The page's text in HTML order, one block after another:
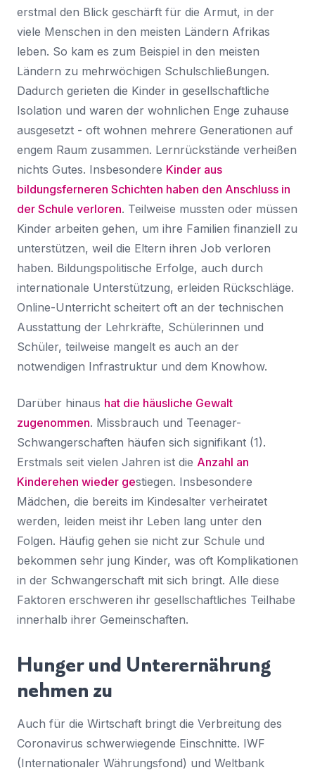
erstmal den Blick geschärft für die Armut, in der
viele Menschen in den meisten Ländern Afrikas
leben. So kam es zum Beispiel in den meisten
Ländern zu mehrwöchigen Schulschließungen.
Dadurch gerieten die Kinder in gesellschaftliche
Isolation und waren der wohnlichen Enge zuhause
ausgesetzt - oft wohnen mehrere Generationen auf
engem Raum zusammen. Lernrückstände verheißen
nichts Gutes. Insbesondere Kinder aus
bildungsferneren Schichten haben den Anschluss in
der Schule verloren. Teilweise mussten oder müssen
Kinder arbeiten gehen, um ihre Familien finanziell zu
unterstützen, weil die Eltern ihren Job verloren
haben. Bildungspolitische Erfolge, auch durch
internationale Unterstützung, erleiden Rückschläge.
Online-Unterricht scheitert oft an der technischen
Ausstattung der Lehrkräfte, Schülerinnen und
Schüler, teilweise mangelt es auch an der
notwendigen Infrastruktur und dem Knowhow.
Darüber hinaus hat die häusliche Gewalt
zugenommen. Missbrauch und Teenager-
Schwangerschaften häufen sich signifikant (1).
Erstmals seit vielen Jahren ist die Anzahl an
Kinderehen wieder gestiegen. Insbesondere
Mädchen, die bereits im Kindesalter verheiratet
werden, leiden meist ihr Leben lang unter den
Folgen. Häufig gehen sie nicht zur Schule und
bekommen sehr jung Kinder, was oft Komplikationen
in der Schwangerschaft mit sich bringt. Alle diese
Faktoren erschweren ihr gesellschaftliches Teilhabe
innerhalb ihrer Gemeinschaften.
Hunger und Unterernährung
nehmen zu
Auch für die Wirtschaft bringt die Verbreitung des
Coronavirus schwerwiegende Einschnitte. IWF
(Internationaler Währungsfond) und Weltbank